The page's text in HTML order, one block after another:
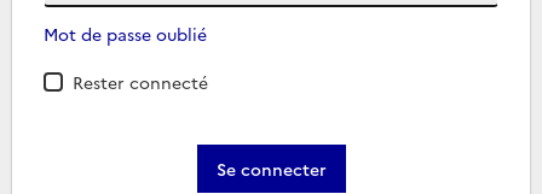
Mot de passe oublié
Rester connecté
Se connecter